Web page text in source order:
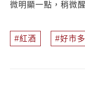
微明顯一點，稍微
紅酒 好市多